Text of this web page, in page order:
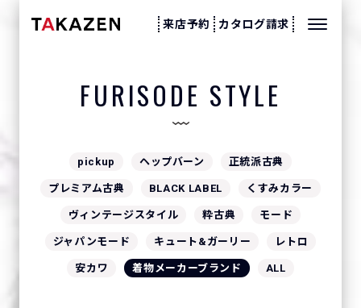
来店予約 カタログ請求
FURISODE STYLE
pickup ヘップバーン 正統派古典
プレミアム古典 BLACK LABEL くすみカラー
ヴィンテージスタイル 粋古典 モード
ジャパンモード キュート&ガーリー レトロ
安カワ 着物メーカーブランド ALL